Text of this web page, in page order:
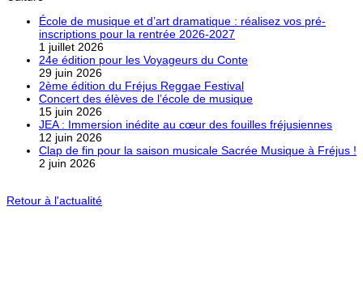
École de musique et d’art dramatique : réalisez vos pré-
inscriptions pour la rentrée 2026-2027
1 juillet 2026
24e édition pour les Voyageurs du Conte
29 juin 2026
2ème édition du Fréjus Reggae Festival
Concert des élèves de l’école de musique
15 juin 2026
JEA : Immersion inédite au cœur des fouilles fréjusiennes
12 juin 2026
Clap de fin pour la saison musicale Sacrée Musique à Fréjus !
2 juin 2026
Retour à l'actualité